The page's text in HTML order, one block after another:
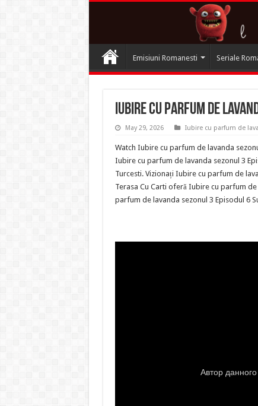
Emisiuni Romanesti Seriale
Iubire cu parfum de
May 29, 2026 Iubire cu parfum de
Watch Iubire cu parfum de lavanda
Iubire cu parfum de lavanda sezonul 3
Turcesti. Vizionați Iubire cu parfum de
Terasa Cu Carti oferă Iubire cu parfum
parfum de lavanda sezonul 3 Episodul 6